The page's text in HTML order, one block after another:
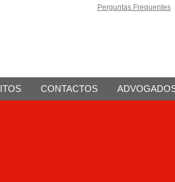
Perguntas Frequentes
CONTACTOS